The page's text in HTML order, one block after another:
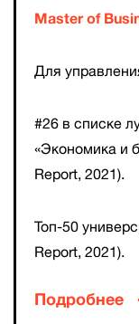
Master of
Для
#26 в списке
«Экономика и
Report, 2021).
Топ-50
Report, 2021).
Подробнее